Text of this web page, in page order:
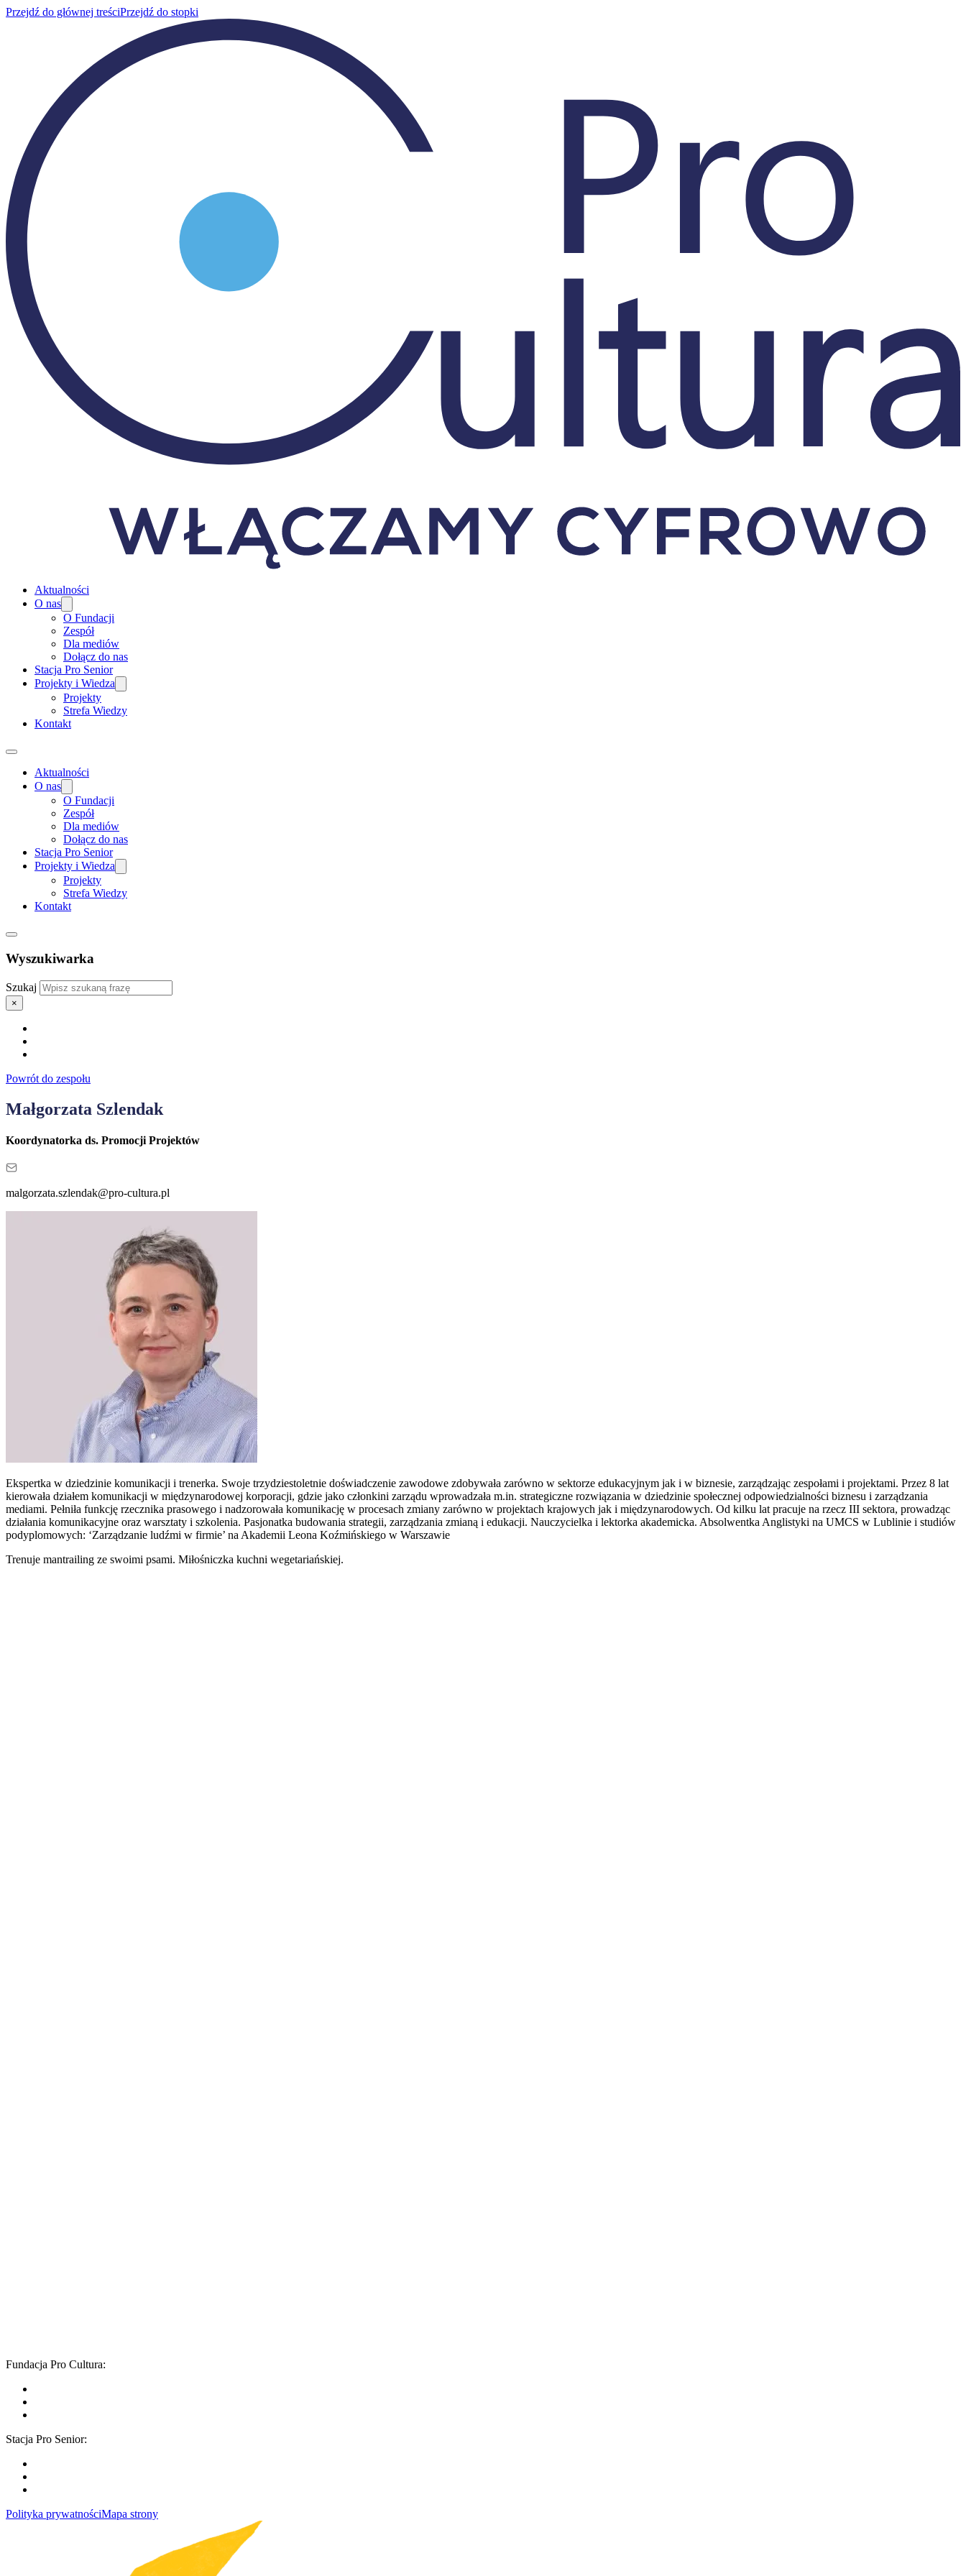
Przejdź do głównej treściPrzejdź do stopki
Aktualności
O nas
O Fundacji
Zespół
Dla mediów
Dołącz do nas
Stacja Pro Senior
Projekty i Wiedza
Projekty
Strefa Wiedzy
Kontakt
Aktualności
O nas
O Fundacji
Zespół
Dla mediów
Dołącz do nas
Stacja Pro Senior
Projekty i Wiedza
Projekty
Strefa Wiedzy
Kontakt
Wyszukiwarka
Szukaj
×
Powrót do zespołu
Małgorzata Szlendak
Koordynatorka ds. Promocji Projektów
malgorzata.szlendak@pro-cultura.pl
Ekspertka w dziedzinie komunikacji i trenerka. Swoje trzydziestoletnie doświadczenie zawodowe zdobywała zarówno w sektorze edukacyjnym jak i w biznesie, zarządzając zespołami i projektami. Przez 8 lat
kierowała działem komunikacji w międzynarodowej korporacji, gdzie jako członkini zarządu wprowadzała m.in. strategiczne rozwiązania w dziedzinie społecznej odpowiedzialności biznesu i zarządzania
mediami. Pełniła funkcję rzecznika prasowego i nadzorowała komunikację w procesach zmiany zarówno w projektach krajowych jak i międzynarodowych. Od kilku lat pracuje na rzecz III sektora, prowadząc
działania komunikacyjne oraz warsztaty i szkolenia. Pasjonatka budowania strategii, zarządzania zmianą i edukacji. Nauczycielka i lektorka akademicka. Absolwentka Anglistyki na UMCS w Lublinie i studiów
podyplomowych: ‘Zarządzanie ludźmi w firmie’ na Akademii Leona Koźmińskiego w Warszawie
Trenuje mantrailing ze swoimi psami. Miłośniczka kuchni wegetariańskiej.
Fundacja Pro Cultura:
Stacja Pro Senior:
Polityka prywatnościMapa strony